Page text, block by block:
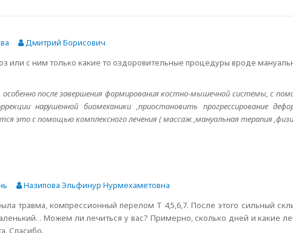
Дмитрий Борисович
или с ним только какие то оздоровительные процедуры вроде
после завершения формирования костно-мышечной системы, с
нарушенной биомеханики ,приостановить прогрессирование
это с помощью комплексного лечения ( массаж ,мануальная терапия
Назипова Эльфинур Нурмехаметовна
травма, компрессионный перелом Т 4,5,6,7. После этого сильный
. Можем ли лечиться у вас? Примерно, сколько дней и какие
Спасибо.